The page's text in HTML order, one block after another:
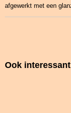
afgewerkt met een
Ook interessant